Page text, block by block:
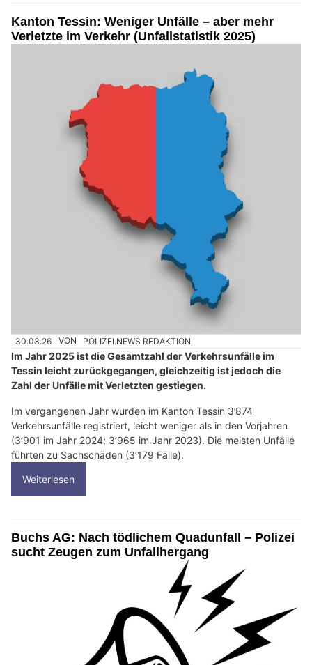
Kanton Tessin: Weniger Unfälle – aber mehr
Verletzte im Verkehr (Unfallstatistik 2025)
30.03.26 VON POLIZEI.NEWS REDAKTION
Im Jahr 2025 ist die Gesamtzahl der Verkehrsunfälle im
Tessin leicht zurückgegangen, gleichzeitig ist jedoch die
Zahl der Unfälle mit Verletzten gestiegen.
Im vergangenen Jahr wurden im Kanton Tessin 3’874
Verkehrsunfälle registriert, leicht weniger als in den Vorjahren
(3’901 im Jahr 2024; 3’965 im Jahr 2023). Die meisten Unfälle
führten zu Sachschäden (3’179 Fälle).
Weiterlesen
Buchs AG: Nach tödlichem Quadunfall – Polizei
sucht Zeugen zum Unfallhergang